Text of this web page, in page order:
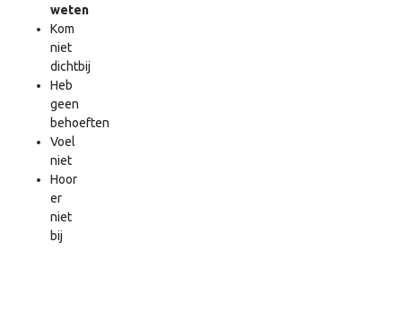
weten
Kom
niet
dichtbij
Heb
geen
behoeften
Voel
niet
Hoor
er
niet
bij